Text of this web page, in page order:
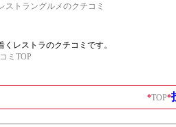
ストラングルメのクチコミ
くレストラのクチコミです。
ミTOP
*TOP*